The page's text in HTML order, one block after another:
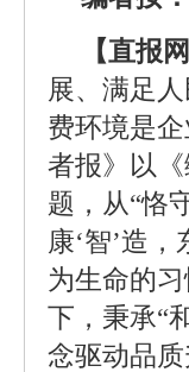
【直报
展、满足
费环境是
者报》以
题，从“恪
康‘智’造
为生命的
下，秉承“
念驱动品